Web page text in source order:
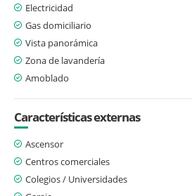
Electricidad
Gas domiciliario
Vista panorámica
Zona de lavandería
Amoblado
Características externas
Ascensor
Centros comerciales
Colegios / Universidades